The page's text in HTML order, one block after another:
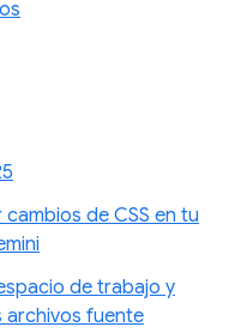
de CSS en tu
de trabajo y
archivos fuente